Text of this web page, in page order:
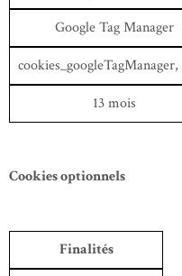
Google Tag Manager
cookies_googleTagManager,
13 mois
Cookies optionnels
Finalités